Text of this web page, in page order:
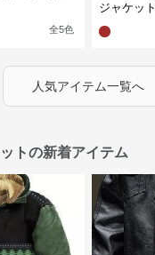
全5色
ジャケット
人気アイテム一覧へ
トの新着アイテム